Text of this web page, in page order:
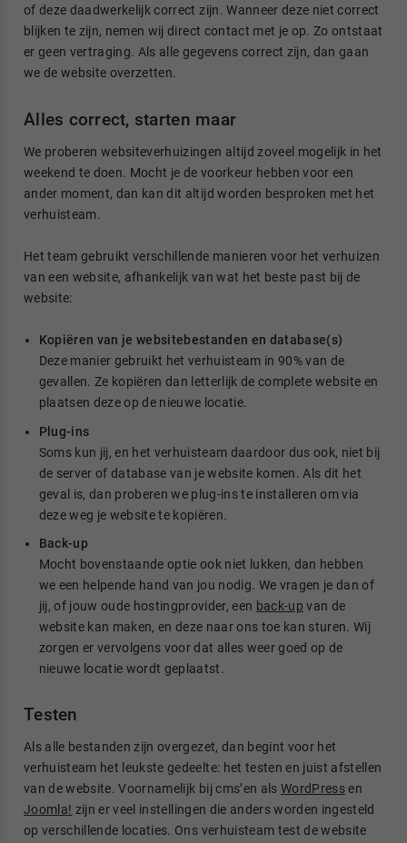
of deze daadwerkelijk correct zijn. Wanneer deze niet correct
blijken te zijn, nemen wij direct contact met je op. Zo ontstaat
er geen vertraging. Als alle gegevens correct zijn, dan gaan
we de website overzetten.
Alles correct, starten maar
We proberen websiteverhuizingen altijd zoveel mogelijk in het
weekend te doen. Mocht je de voorkeur hebben voor een
ander moment, dan kan dit altijd worden besproken met het
verhuisteam.
Het team gebruikt verschillende manieren voor het verhuizen
van een website, afhankelijk van wat het beste past bij de
website:
Kopiëren van je websitebestanden en database(s)
Deze manier gebruikt het verhuisteam in 90% van de
gevallen. Ze kopiëren dan letterlijk de complete website en
plaatsen deze op de nieuwe locatie.
Plug-ins
Soms kun jij, en het verhuisteam daardoor dus ook, niet bij
de server of database van je website komen. Als dit het
geval is, dan proberen we plug-ins te installeren om via
deze weg je website te kopiëren.
Back-up
Mocht bovenstaande optie ook niet lukken, dan hebben
we een helpende hand van jou nodig. We vragen je dan of
jij, of jouw oude hostingprovider, een back-up van de
website kan maken, en deze naar ons toe kan sturen. Wij
zorgen er vervolgens voor dat alles weer goed op de
nieuwe locatie wordt geplaatst.
Testen
Als alle bestanden zijn overgezet, dan begint voor het
verhuisteam het leukste gedeelte: het testen en juist afstellen
van de website. Voornamelijk bij cms’en als WordPressen
Joomla! zijn er veel instellingen die anders worden ingesteld
op verschillende locaties. Ons verhuisteam test de website